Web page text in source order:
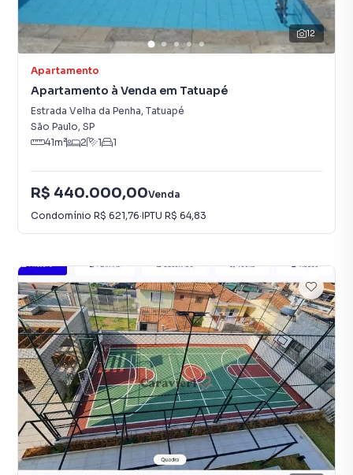
12
Apartamento
Apartamento à Venda em Tatuapé
Estrada Velha da Penha, Tatuapé
São Paulo, SP
41m² 2 1 1
R$ 440.000,00Venda
Condomínio R$ 621,76·IPTU R$ 64,83